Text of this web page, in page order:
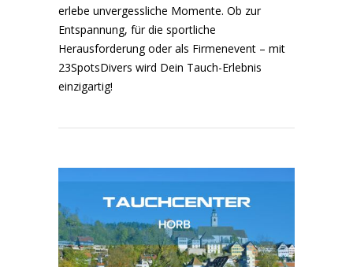
erlebe unvergessliche Momente. Ob zur
Entspannung, für die sportliche
Herausforderung oder als Firmenevent – mit
23SpotsDivers wird Dein Tauch-Erlebnis
einzigartig!
Tauchcenter
Horb
Tauchschule